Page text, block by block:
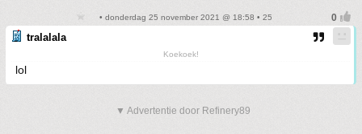
• donderdag 25 november 2021 @ 18:58 • 25
tralalala
Koekoek!
lol
▼ Advertentie door Refinery89